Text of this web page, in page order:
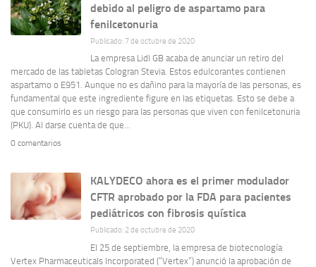
debido al peligro de aspartamo para
fenilcetonuria
Publicado: 7 de octubre de 2020
La empresa Lidl GB acaba de anunciar un retiro del
mercado de las tabletas Cologran Stevia. Estos edulcorantes contienen
aspartamo o E951. Aunque no es dañino para la mayoría de las personas, es
fundamental que este ingrediente figure en las etiquetas. Esto se debe a
que consumirlo es un riesgo para las personas que viven con fenilcetonuria
(PKU). Al darse cuenta de que...
0 comentarios
KALYDECO ahora es el primer modulador
CFTR aprobado por la FDA para pacientes
pediátricos con fibrosis quística
Publicado: 2 de octubre de 2020
El 25 de septiembre, la empresa de biotecnología
Vertex Pharmaceuticals Incorporated (“Vertex”) anunció la aprobación de